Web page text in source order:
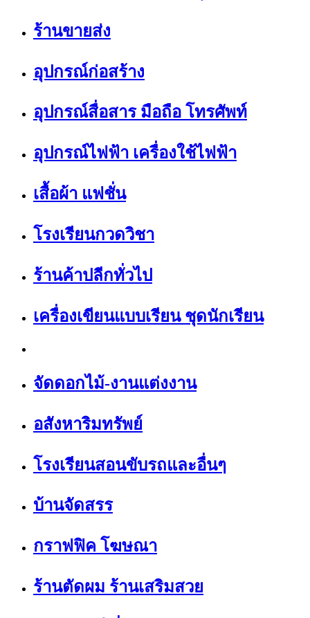
ร้านขายส่ง
อุปกรณ์ก่อสร้าง
อุปกรณ์สื่อสาร มือถือ โทรศัพท์
อุปกรณ์ไฟฟ้า เครื่องใช้ไฟฟ้า
เสื้อผ้า แฟชั่น
โรงเรียนกวดวิชา
ร้านค้าปลีกทั่วไป
เครื่องเขียนแบบเรียน ชุดนักเรียน
จัดดอกไม้-งานแต่งงาน
อสังหาริมทรัพย์
โรงเรียนสอนขับรถและอื่นๆ
บ้านจัดสรร
กราฟฟิค โฆษณา
ร้านตัดผม ร้านเสริมสวย